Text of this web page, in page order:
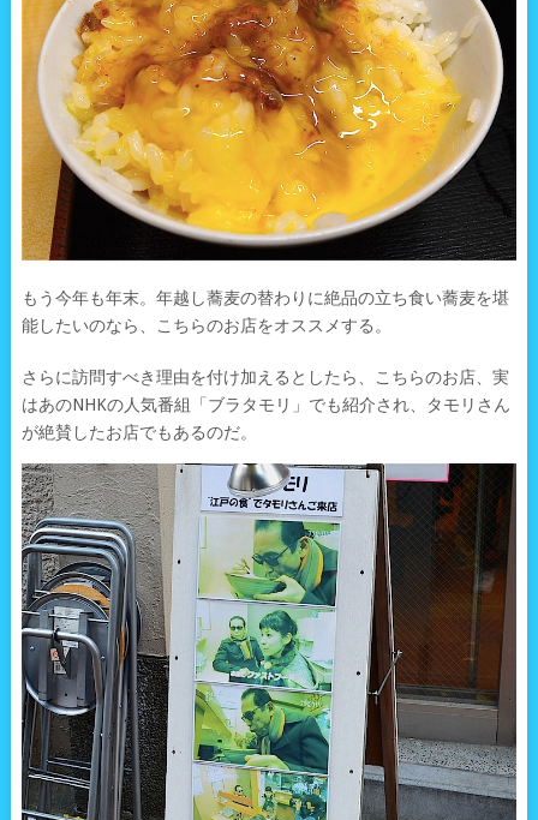
もう今年も年末。年越し蕎麦の替わりに絶品の立ち食い蕎麦を堪
能したいのなら、こちらのお店をオススメする。
さらに訪問すべき理由を付け加えるとしたら、こちらのお店、実
はあのNHKの人気番組「ブラタモリ」でも紹介され、タモリさん
が絶賛したお店でもあるのだ。